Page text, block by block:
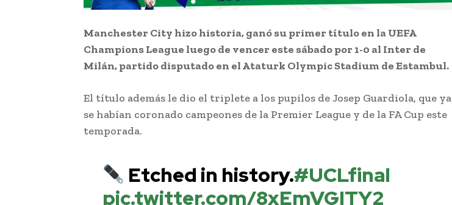
Manchester City hizo historia, ganó su primer título en la UEFA
Champions League luego de vencer este sábado por 1-0 al Inter de
Milán, partido disputado en el Ataturk Olympic Stadium de Estambul.
El título además le dio el triplete a los pupilos de Josep Guardiola, que ya
se habían coronado campeones de la Premier League y de la FA Cup este
temporada.
Etched in history.#UCLfinal
pic.twitter.com/8xEmVGITY2